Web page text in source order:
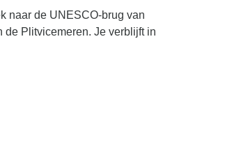
naar de UNESCO-brug van
de Plitvicemeren. Je verblijft in